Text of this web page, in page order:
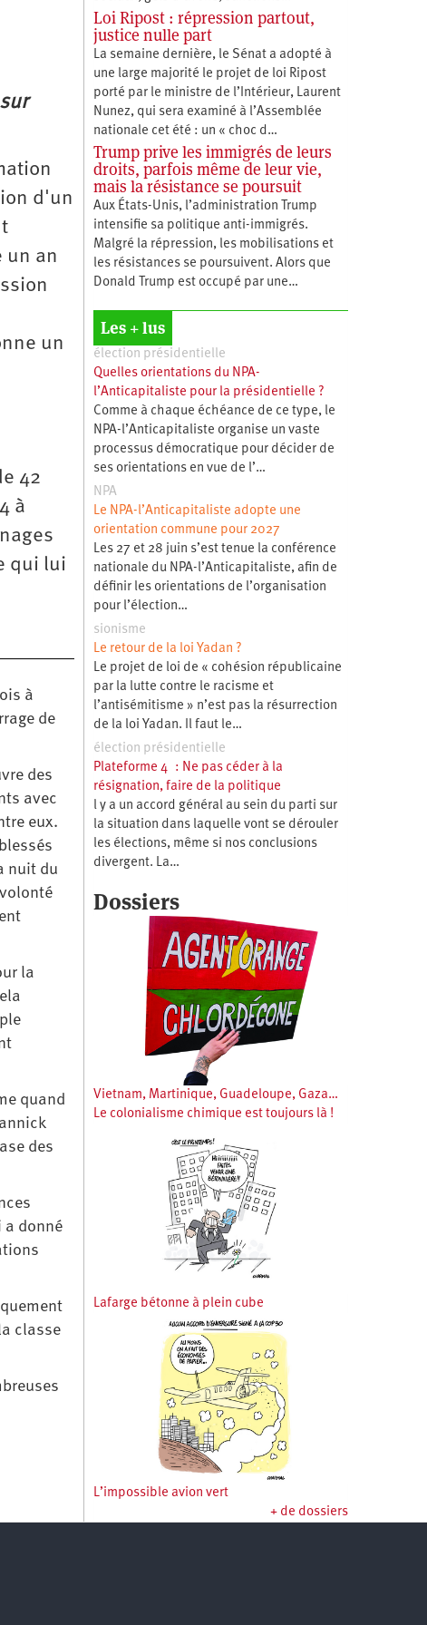
d'un
un an
un
42
à
qui lui
à
de
des
avec
eux.
nuit du
la
quand
des
a donné
classe
Loi Ripost : répression partout,
justice nulle part
La semaine dernière, le Sénat a adopté à
une large majorité le projet de loi Ripost
porté par le ministre de l’Intérieur, Laurent
Nunez, qui sera examiné à l’Assemblée
nationale cet été : un « choc d…
Trump prive les immigrés de leurs
droits, parfois même de leur vie,
mais la résistance se poursuit
Aux États-Unis, l’administration Trump
intensifie sa politique anti-immigrés.
Malgré la répression, les mobilisations et
les résistances se poursuivent. Alors que
Donald Trump est occupé par une…
Les + lus
élection présidentielle
Quelles orientations du NPA-
l’Anticapitaliste pour la présidentielle ?
Comme à chaque échéance de ce type, le
NPA-l’Anticapitaliste organise un vaste
processus démocratique pour décider de
ses orientations en vue de l’…
NPA
Le NPA-l’Anticapitaliste adopte une
orientation commune pour 2027
Les 27 et 28 juin s’est tenue la conférence
nationale du NPA-l’Anticapitaliste, afin de
définir les orientations de l’organisation
pour l’élection…
sionisme
Le retour de la loi Yadan ?
Le projet de loi de « cohésion républicaine
par la lutte contre le racisme et
l’antisémitisme » n’est pas la résurrection
de la loi Yadan. Il faut le…
élection présidentielle
Plateforme 4 : Ne pas céder à la
résignation, faire de la politique
l y a un accord général au sein du parti sur
la situation dans laquelle vont se dérouler
les élections, même si nos conclusions
divergent. La…
Dossiers
Vietnam, Martinique, Guadeloupe, Gaza…
Le colonialisme chimique est toujours là !
Lafarge bétonne à plein cube
L’impossible avion vert
+ de dossiers